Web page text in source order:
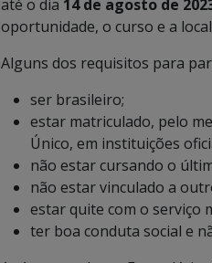
até o dia 14 de agosto de
oportunidade, o curso e a
Alguns dos requisitos para
ser brasileiro;
estar matriculado, pelo
Único, em instituições
não estar cursando o
não estar vinculado a
estar quite com o serviço
ter boa conduta social e